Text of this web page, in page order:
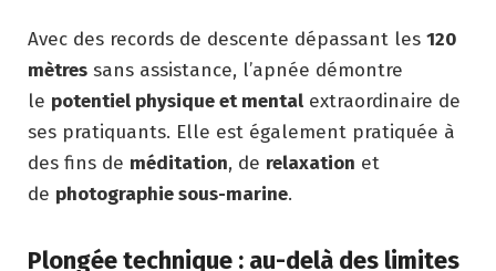
Avec des records de descente dépassant les 120
mètres sans assistance, l’apnée démontre
le potentiel physique et mental extraordinaire de
ses pratiquants. Elle est également pratiquée à
des fins de méditation, de relaxation et
de photographie sous-marine.
Plongée technique : au-delà des limites